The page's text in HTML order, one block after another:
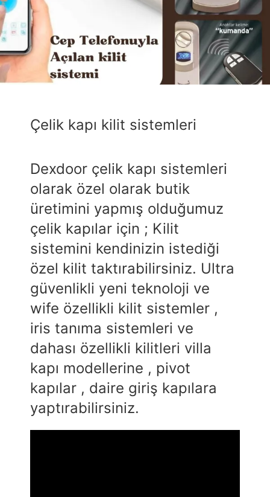
Çelik kapı kilit sistemleri
Dexdoor çelik kapı sistemleri
olarak özel olarak butik
üretimini yapmış olduğumuz
çelik kapılar için ; Kilit
sistemini kendinizin istediği
özel kilit taktırabilirsiniz. Ultra
güvenlikli yeni teknoloji ve
wife özellikli kilit sistemler ,
iris tanıma sistemleri ve
dahası özellikli kilitleri villa
kapı modellerine , pivot
kapılar , daire giriş kapılara
yaptırabilirsiniz.